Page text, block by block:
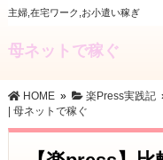
主婦,在宅ワーク,お小遣い稼ぎ
母ネットで稼ぐ
HOME» 楽Press実践記
| 母ネットで稼ぐ